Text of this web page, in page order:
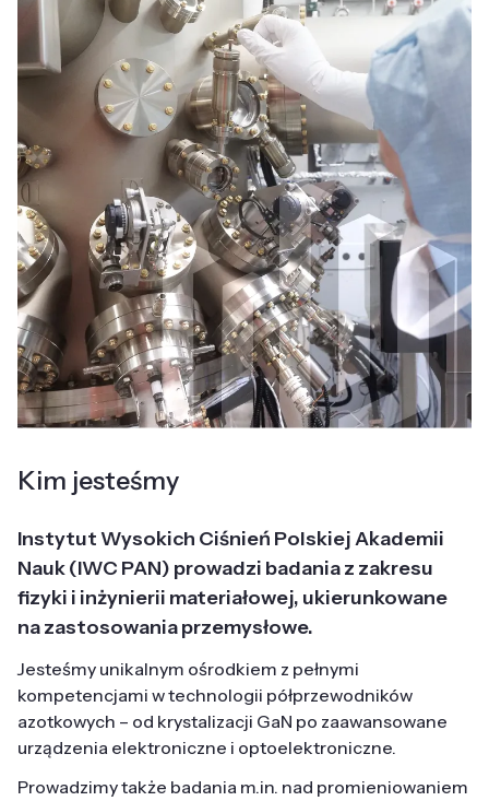
Kim jesteśmy
Instytut Wysokich Ciśnień Polskiej Akademii
Nauk (IWC PAN) prowadzi badania z zakresu
fizyki i inżynierii materiałowej, ukierunkowane
na zastosowania przemysłowe.
Jesteśmy unikalnym ośrodkiem z pełnymi
kompetencjami w technologii półprzewodników
azotkowych – od krystalizacji GaN po zaawansowane
urządzenia elektroniczne i optoelektroniczne.
Prowadzimy także badania m.in. nad promieniowaniem